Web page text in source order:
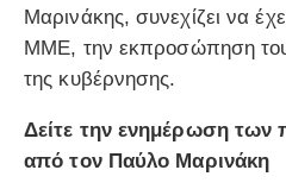
Μαρινάκης, συνεχίζει να
ΜΜΕ, την εκπροσώπηση
της κυβέρνησης.
Δείτε την ενημέρωση των
από τον Παύλο Μαρινάκη